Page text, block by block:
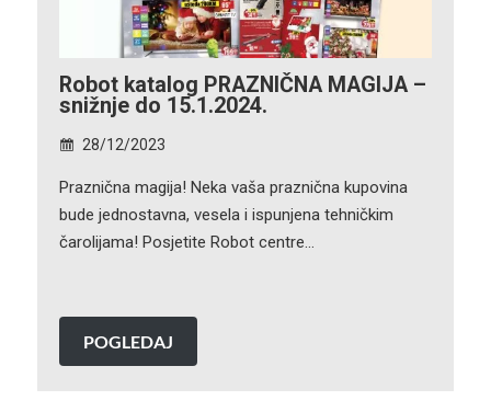
Robot katalog PRAZNIČNA MAGIJA –
snižnje do 15.1.2024.
28/12/2023
Praznična magija! Neka vaša praznična kupovina
bude jednostavna, vesela i ispunjena tehničkim
čarolijama! Posjetite Robot centre…
POGLEDAJ